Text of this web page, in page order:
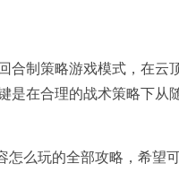
合制策略游戏模式，在
是在合理的战术策略下
么玩的全部攻略，希望